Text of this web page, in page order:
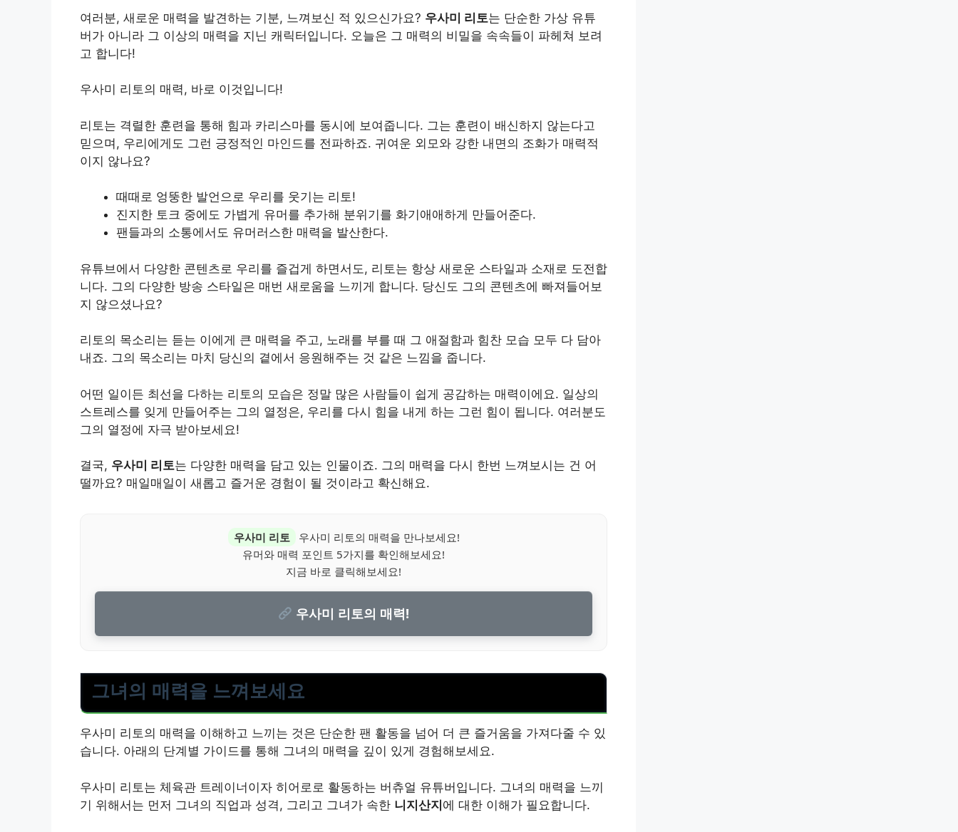
여러분, 새로운 매력을 발견하는 기분, 느껴보신 적 있으신가요? 우사미 리토는 단순한 가상 유튜
버가 아니라 그 이상의 매력을 지닌 캐릭터입니다. 오늘은 그 매력의 비밀을 속속들이 파헤쳐 보려
고 합니다!
우사미 리토의 매력, 바로 이것입니다!
리토는 격렬한 훈련을 통해 힘과 카리스마를 동시에 보여줍니다. 그는 훈련이 배신하지 않는다고
믿으며, 우리에게도 그런 긍정적인 마인드를 전파하죠. 귀여운 외모와 강한 내면의 조화가 매력적
이지 않나요?
때때로 엉뚱한 발언으로 우리를 웃기는 리토!
진지한 토크 중에도 가볍게 유머를 추가해 분위기를 화기애애하게 만들어준다.
팬들과의 소통에서도 유머러스한 매력을 발산한다.
유튜브에서 다양한 콘텐츠로 우리를 즐겁게 하면서도, 리토는 항상 새로운 스타일과 소재로 도전합
니다. 그의 다양한 방송 스타일은 매번 새로움을 느끼게 합니다. 당신도 그의 콘텐츠에 빠져들어보
지 않으셨나요?
리토의 목소리는 듣는 이에게 큰 매력을 주고, 노래를 부를 때 그 애절함과 힘찬 모습 모두 다 담아
내죠. 그의 목소리는 마치 당신의 곁에서 응원해주는 것 같은 느낌을 줍니다.
어떤 일이든 최선을 다하는 리토의 모습은 정말 많은 사람들이 쉽게 공감하는 매력이에요. 일상의
스트레스를 잊게 만들어주는 그의 열정은, 우리를 다시 힘을 내게 하는 그런 힘이 됩니다. 여러분도
그의 열정에 자극 받아보세요!
결국, 우사미 리토는 다양한 매력을 담고 있는 인물이죠. 그의 매력을 다시 한번 느껴보시는 건 어
떨까요? 매일매일이 새롭고 즐거운 경험이 될 것이라고 확신해요.
우사미 리토
우사미 리토의 매력을 만나보세요!
유머와 매력 포인트 5가지를 확인해보세요!
지금 바로 클릭해보세요!
우사미 리토의 매력!
그녀의 매력을 느껴보세요
우사미 리토의 매력을 이해하고 느끼는 것은 단순한 팬 활동을 넘어 더 큰 즐거움을 가져다줄 수 있
습니다. 아래의 단계별 가이드를 통해 그녀의 매력을 깊이 있게 경험해보세요.
우사미 리토는 체육관 트레이너이자 히어로로 활동하는 버츄얼 유튜버입니다. 그녀의 매력을 느끼
기 위해서는 먼저 그녀의 직업과 성격, 그리고 그녀가 속한 니지산지에 대한 이해가 필요합니다.